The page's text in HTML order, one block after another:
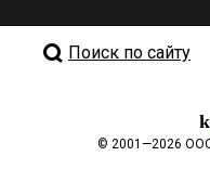
Поиск по сайту
© 2001—2026